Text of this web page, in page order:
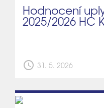
Hodnocení
2025/2026 HC
schedule 31. 5. 2026